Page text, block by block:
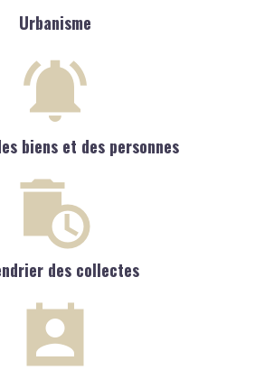
Urbanisme
biens et des personnes
des collectes